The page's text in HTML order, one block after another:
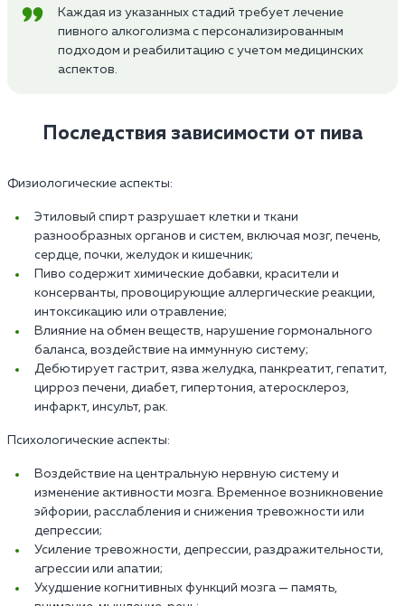
Каждая из указанных стадий требует лечение
пивного алкоголизма с персонализированным
подходом и реабилитацию с учетом медицинских
аспектов.
Последствия зависимости от пива
Физиологические аспекты:
Этиловый спирт разрушает клетки и ткани
разнообразных органов и систем, включая мозг, печень,
сердце, почки, желудок и кишечник;
Пиво содержит химические добавки, красители и
консерванты, провоцирующие аллергические реакции,
интоксикацию или отравление;
Влияние на обмен веществ, нарушение гормонального
баланса, воздействие на иммунную систему;
Дебютирует гастрит, язва желудка, панкреатит, гепатит,
цирроз печени, диабет, гипертония, атеросклероз,
инфаркт, инсульт, рак.
Психологические аспекты:
Воздействие на центральную нервную систему и
изменение активности мозга. Временное возникновение
эйфории, расслабления и снижения тревожности или
депрессии;
Усиление тревожности, депрессии, раздражительности,
агрессии или апатии;
Ухудшение когнитивных функций мозга — память,